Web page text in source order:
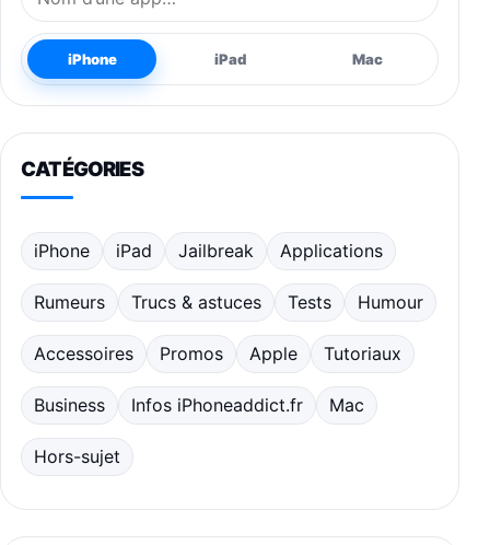
iPhone iPad Mac
CATÉGORIES
iPhone iPad Jailbreak Applications
Rumeurs Trucs & astuces Tests Humour
Accessoires Promos Apple Tutoriaux
Business Infos iPhoneaddict.fr Mac
Hors-sujet